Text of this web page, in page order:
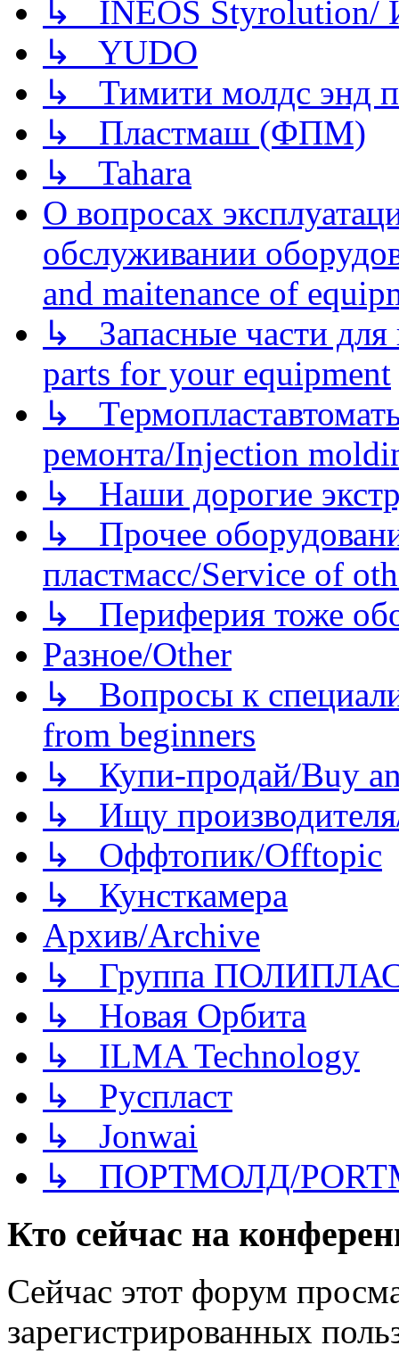
↳ INEOS
↳ YUDO
↳ Тимити молдс энд
↳ Пластмаш (ФПМ)
↳ Tahara
О вопросах
обслуживании
and maitenance of
↳ Запасные части для
parts for your equipment
↳
ремонта/Injection
↳ Наши дорогие
↳ Прочее
пластмасс/Service of
↳ Периферия тоже
Разное/Other
↳ Вопросы к
from beginners
↳ Купи-продай/Buy
↳ Ищу
↳ Оффтопик/Offtopic
↳ Кунсткамера
Архив/Archive
↳ Группа
↳ Новая Орбита
↳ ILMA Technology
↳ Руспласт
↳ Jonwai
↳ ПОРТМОЛД/
Кто сейчас на
Сейчас этот форум
зарегистрированных